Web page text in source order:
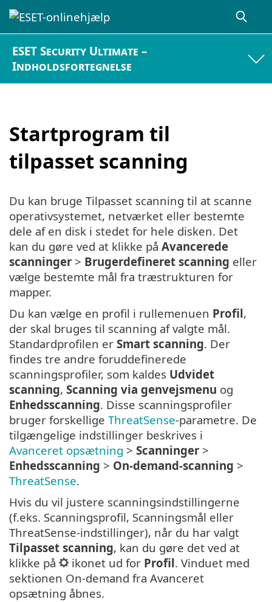
ESET Security Ultimate –
Indholdsfortegnelse
Startprogram til
tilpasset scanning
Du kan bruge Tilpasset scanning til at scanne
operativsystemet, netværket eller bestemte
dele af en disk i stedet for hele disken. Det
kan du gøre ved at klikke på Avancerede
scanninger > Brugerdefineret scanning eller
vælge bestemte mål fra træstrukturen for
mapper.
Du kan vælge en profil i rullemenuen Profil,
der skal bruges til scanning af valgte mål.
Standardprofilen er Smart scanning. Der
findes tre andre foruddefinerede
scanningsprofiler, som kaldes Udvidet
scanning, Scanning via genvejsmenu og
Enhedsscanning. Disse scanningsprofiler
bruger forskellige ThreatSense-parametre. De
tilgængelige indstillinger beskrives i
Avanceret opsætning > Scanninger >
Enhedsscanning > On-demand-scanning >
ThreatSense.
Hvis du vil justere scanningsindstillingerne
(f.eks. Scanningsprofil, Scanningsmål eller
ThreatSense-indstillinger), når du har valgt
Tilpasset scanning, kan du gøre det ved at
klikke på
ikonet ud for Profil. Vinduet med
sektionen On-demand fra Avanceret
opsætning åbnes.